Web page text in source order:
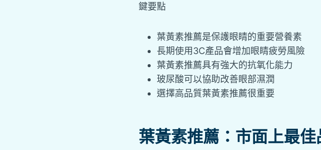
鍵要點
葉黃素推薦是保護眼睛的重要營養素
長期使用3C產品會增加眼睛疲勞風險
葉黃素推薦具有強大的抗氧化能力
玻尿酸可以協助改善眼部濕潤
選擇高品質葉黃素推薦很重要
葉黃素推薦：市面上最